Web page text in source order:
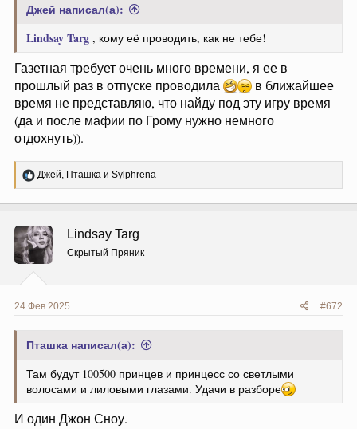
Джей написал(а):
Lindsay Targ , кому её проводить, как не тебе!
Газетная требует очень много времени, я ее в
прошлый раз в отпуске проводила
в ближайшее
время не представляю, что найду под эту игру время
(да и после мафии по Грому нужно немного
отдохнуть)).
Р
е
ц
и
и
:
Джей, Пташка и Sylphrena
Lindsay Targ
Скрытый Пряник
24 Фев 2025 #672
Пташка написал(а):
Там будут 100500 принцев и принцесс со светлыми
волосами и лиловыми глазами. Удачи в разборе
И один Джон Сноу.